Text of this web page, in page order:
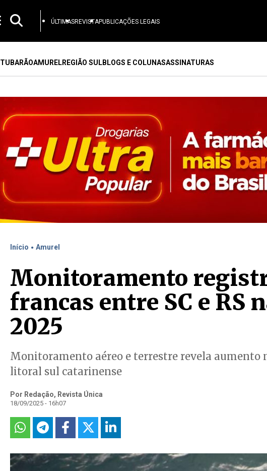
ÚLTIMASREVISTAPUBLICAÇÕES LEGAIS
TUBARÃOAMURELREGIÃO SULBLOGS E COLUNASASSINATURAS
Início . Amurel
Monitoramento
francas entre SC e RS
2025
Monitoramento aéreo e terrestre revela aumento
litoral sul catarinense
Por Redação, Revista Única
18/09/2025 - 16h07